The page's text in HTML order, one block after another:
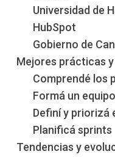
Universidad de
HubSpot
Gobierno de
Mejores prácticas
Comprendé los
Formá un
Definí y priorizá
Planificá sprints
Tendencias y